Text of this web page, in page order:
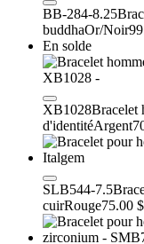
BB-284-8.25
buddhaOr/Noir
En solde
XB1028Bracelet
d'identitéArgent
SLB544-7.5
cuirRouge75.00 $